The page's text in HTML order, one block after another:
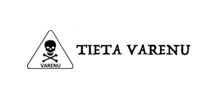
Tieta Varenu